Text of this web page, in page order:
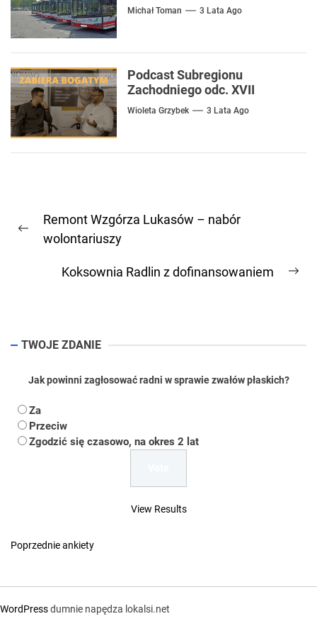
Michał Toman 3 Lata Ago
Podcast Subregionu
Zachodniego odc. XVII
Wioleta Grzybek 3 Lata Ago
wpisu
Previous
Remont Wzgórza Lukasów – nabór
wolontariuszy
Koksownia Radlin z dofinansowaniem
TWOJE ZDANIE
Jak powinni zagłosować radni w sprawie zwałów płaskich?
Za
Przeciw
Zgodzić się czasowo, na okres 2 lat
View Results
Poprzednie ankiety
WordPressdumnie napędza lokalsi.net